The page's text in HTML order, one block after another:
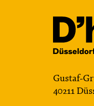
Gustaf-
40211